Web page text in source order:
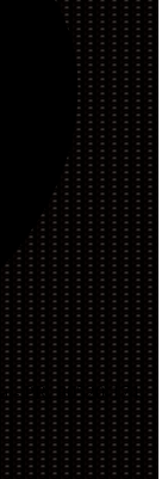
- PR, 80520-174,